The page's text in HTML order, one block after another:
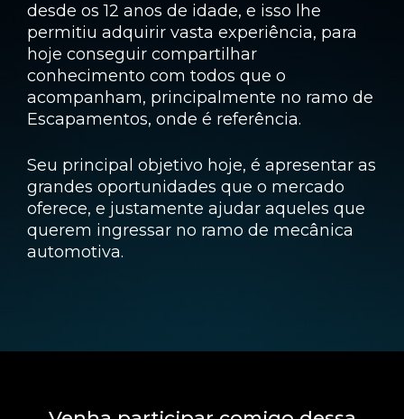
desde os 12 anos de idade, e isso lhe
permitiu adquirir vasta experiência, para
hoje conseguir compartilhar
conhecimento com todos que o
acompanham, principalmente no ramo de
Escapamentos, onde é referência.
Seu principal objetivo hoje, é apresentar as
grandes oportunidades que o mercado
oferece, e justamente ajudar aqueles que
querem ingressar no ramo de mecânica
automotiva.